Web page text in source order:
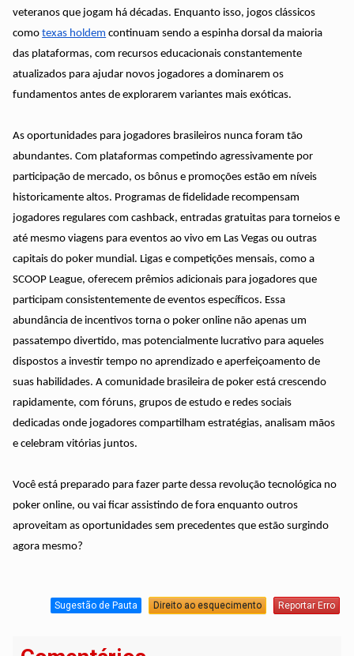
veteranos que jogam há décadas. Enquanto isso, jogos clássicos
comotexas holdem continuam sendo a espinha dorsal da maioria
das plataformas, com recursos educacionais constantemente
atualizados para ajudar novos jogadores a dominarem os
fundamentos antes de explorarem variantes mais exóticas.
As oportunidades para jogadores brasileiros nunca foram tão
abundantes. Com plataformas competindo agressivamente por
participação de mercado, os bônus e promoções estão em níveis
historicamente altos. Programas de fidelidade recompensam
jogadores regulares com cashback, entradas gratuitas para torneios e
até mesmo viagens para eventos ao vivo em Las Vegas ou outras
capitais do poker mundial. Ligas e competições mensais, como a
SCOOP League, oferecem prêmios adicionais para jogadores que
participam consistentemente de eventos específicos. Essa
abundância de incentivos torna o poker online não apenas um
passatempo divertido, mas potencialmente lucrativo para aqueles
dispostos a investir tempo no aprendizado e aperfeiçoamento de
suas habilidades. A comunidade brasileira de poker está crescendo
rapidamente, com fóruns, grupos de estudo e redes sociais
dedicadas onde jogadores compartilham estratégias, analisam mãos
e celebram vitórias juntos.
Você está preparado para fazer parte dessa revolução tecnológica no
poker online, ou vai ficar assistindo de fora enquanto outros
aproveitam as oportunidades sem precedentes que estão surgindo
agora mesmo?
Sugestão de Pauta Direito ao esquecimento Reportar Erro